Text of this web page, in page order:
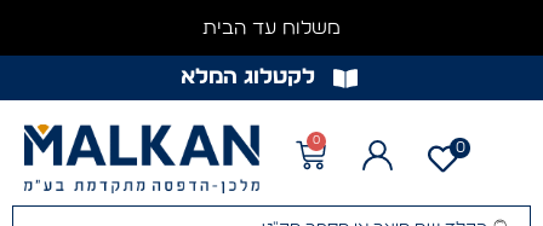
משלוח עד הבית
לקטלוג המלא
0
0